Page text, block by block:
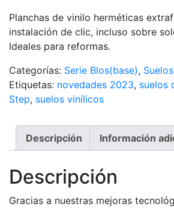
Planchas de vinilo herméticas
instalación de clic, incluso sobre
Ideales para reformas.
Categorías: Serie Blos(base),
Etiquetas: novedades 2023, suelos
Step, suelos vinílicos
Descripción Información
Descripción
Gracias a nuestras mejoras